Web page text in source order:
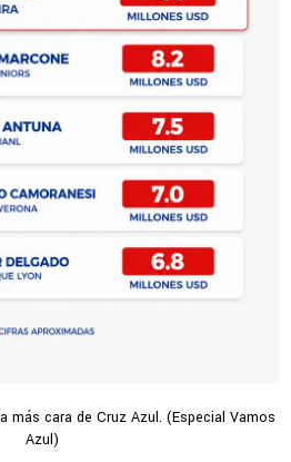
más cara de Cruz Azul. (Especial Vamos
Azul)